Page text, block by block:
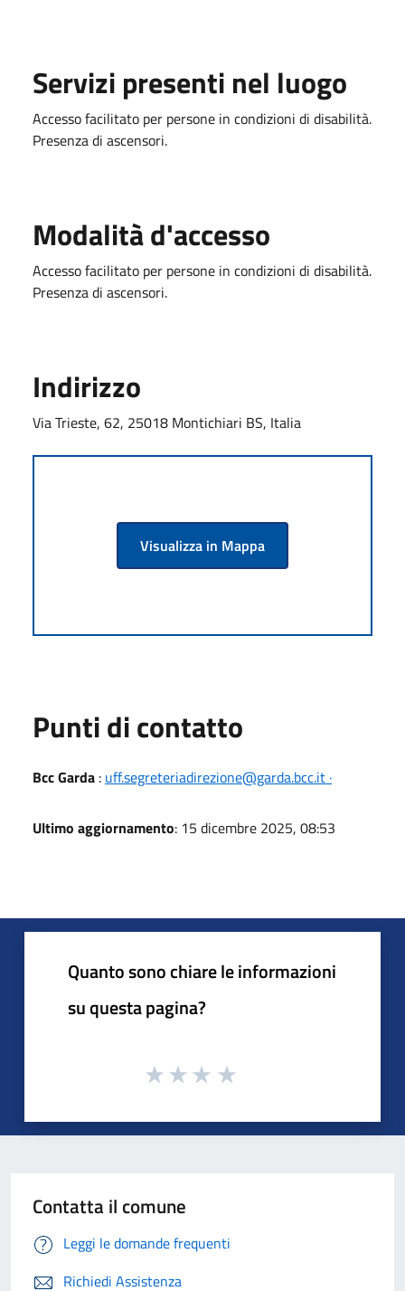
Servizi presenti nel luogo
Accesso facilitato per persone in condizioni di disabilità.
Presenza di ascensori.
Modalità d'accesso
Accesso facilitato per persone in condizioni di disabilità.
Presenza di ascensori.
Indirizzo
Via Trieste, 62, 25018 Montichiari BS, Italia
Visualizza in Mappa
Punti di contatto
Bcc Garda : uff.segreteriadirezione@garda.bcc.it ·
Ultimo aggiornamento: 15 dicembre 2025, 08:53
Quanto sono chiare le informazioni
su questa pagina?
Contatta il comune
Leggi le domande frequenti
Richiedi Assistenza